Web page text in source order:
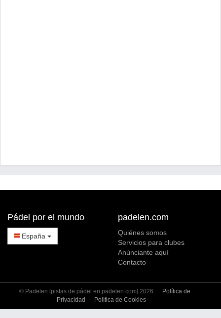
Pádel por el mundo
España
padelen.com
Quiénes somos
Servicios para clubes
Anúnciante aquí
Contacto
© Padelen [pistas de pádel en padelen.com] 2026
Política de
Privacidad
Política de Cookies